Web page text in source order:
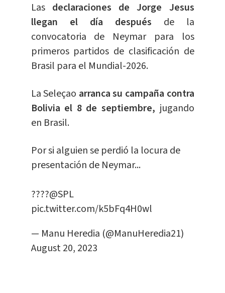
Lasdeclaraciones de Jorge Jesus
llegan el día después de la
convocatoria de Neymar para los
primeros partidos de clasificación de
Brasil para el Mundial-2026.
La Seleçao arranca su campaña contra
Bolivia el 8 de septiembre, jugando
en Brasil.
Por si alguien se perdió la locura de
presentación de Neymar...
????️@SPL
pic.twitter.com/k5bFq4H0wl
— Manu Heredia (@ManuHeredia21)
August 20, 2023